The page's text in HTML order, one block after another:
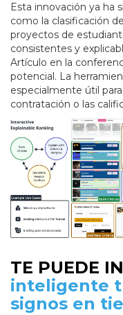
Esta innovación ya ha
como la clasificación
proyectos de
consistentes y
Artículo en la
potencial. La
especialmente útil
contratación o las
TE PUEDE
inteligente
signos en